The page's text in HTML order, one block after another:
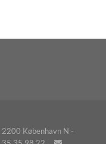
København N -